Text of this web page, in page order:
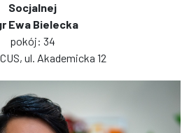
Socjalnej
Ewa Bielecka
pokój: 34
ul. Akademicka 12